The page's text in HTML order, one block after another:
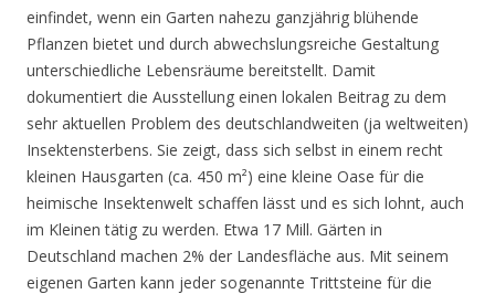
einfindet, wenn ein Garten nahezu ganzjährig blühende
Pflanzen bietet und durch abwechslungsreiche Gestaltung
unterschiedliche Lebensräume bereitstellt. Damit
dokumentiert die Ausstellung einen lokalen Beitrag zu dem
sehr aktuellen Problem des deutschlandweiten (ja weltweiten)
Insektensterbens. Sie zeigt, dass sich selbst in einem recht
kleinen Hausgarten (ca. 450 m²) eine kleine Oase für die
heimische Insektenwelt schaffen lässt und es sich lohnt, auch
im Kleinen tätig zu werden. Etwa 17 Mill. Gärten in
Deutschland machen 2% der Landesfläche aus. Mit seinem
eigenen Garten kann jeder sogenannte Trittsteine für die